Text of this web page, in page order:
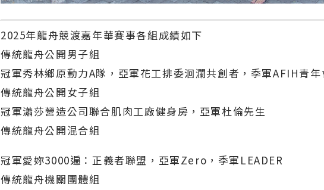
2025年龍舟競渡嘉年華賽事各組成績如下
傳統龍舟公開男子組
冠軍秀林鄉原動力A隊，亞軍花工排委洄瀾共創者，季軍AFIH青
傳統龍舟公開女子組
冠軍瀟莎營造公司聯合肌肉工廠健身房，亞軍杜倫先生
傳統龍舟公開混合組
冠軍愛妳3000遍：正義者聯盟，亞軍Zero，季軍LEADER
傳統龍舟機關團體組